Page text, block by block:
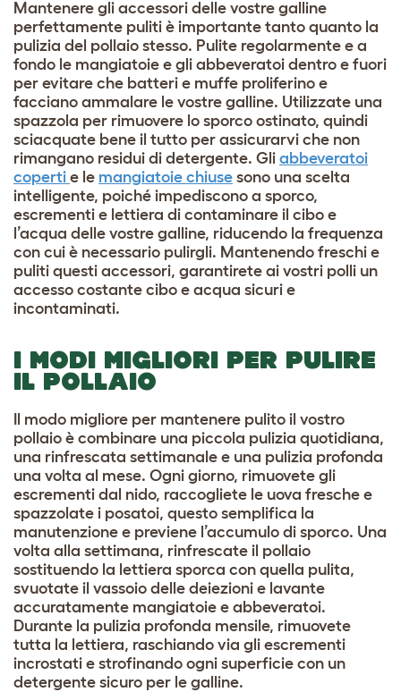
Mantenere gli accessori delle vostre galline
perfettamente puliti è importante tanto quanto la
pulizia del pollaio stesso. Pulite regolarmente e a
fondo le mangiatoie e gli abbeveratoi dentro e fuori
per evitare che batteri e muffe proliferino e
facciano ammalare le vostre galline. Utilizzate una
spazzola per rimuovere lo sporco ostinato, quindi
sciacquate bene il tutto per assicurarvi che non
rimangano residui di detergente. Gli abbeveratoi
coperti e le mangiatoie chiuse sono una scelta
intelligente, poiché impediscono a sporco,
escrementi e lettiera di contaminare il cibo e
l’acqua delle vostre galline, riducendo la frequenza
con cui è necessario pulirgli. Mantenendo freschi e
puliti questi accessori, garantirete ai vostri polli un
accesso costante cibo e acqua sicuri e
incontaminati.
I MODI MIGLIORI PER PULIRE
IL POLLAIO
Il modo migliore per mantenere pulito il vostro
pollaio è combinare una piccola pulizia quotidiana,
una rinfrescata settimanale e una pulizia profonda
una volta al mese. Ogni giorno, rimuovete gli
escrementi dal nido, raccogliete le uova fresche e
spazzolate i posatoi, questo semplifica la
manutenzione e previene l’accumulo di sporco. Una
volta alla settimana, rinfrescate il pollaio
sostituendo la lettiera sporca con quella pulita,
svuotate il vassoio delle deiezioni e lavante
accuratamente mangiatoie e abbeveratoi.
Durante la pulizia profonda mensile, rimuovete
tutta la lettiera, raschiando via gli escrementi
incrostati e strofinando ogni superficie con un
detergente sicuro per le galline.